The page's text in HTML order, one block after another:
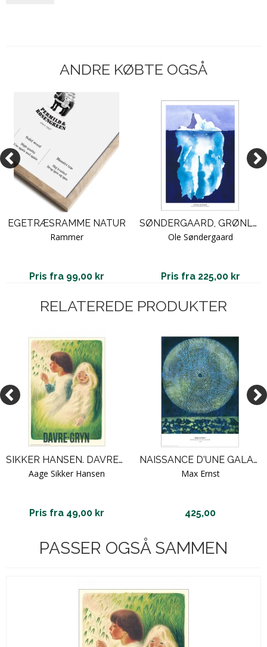
ANDRE KØBTE OGSÅ
EGETRÆSRAMME NATUR
Rammer
Pris fra 99,00 kr
SØNDERGAARD, GRØNLAND
Ole Søndergaard
Pris fra 225,00 kr
RELATEREDE PRODUKTER
SIKKER HANSEN. DAVREGRYN.
Aage Sikker Hansen
Pris fra 49,00 kr
NAISSANCE D'UNE GALAXIE, 1969 (THE MOON).
Max Ernst
425,00
PASSER OGSÅ SAMMEN